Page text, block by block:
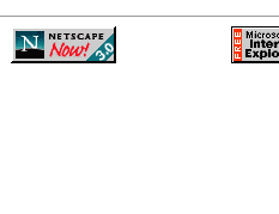
——————————————